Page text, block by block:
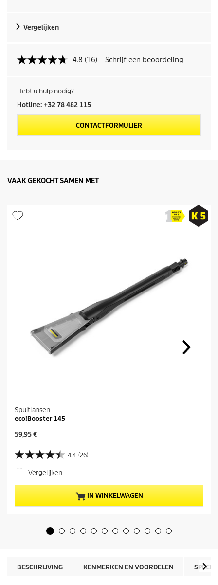
d
c
t
p
r
s
Vergelijken
4.8 (16) Schrijf een beoordeling
Hebt u hulp nodig?
Hotline: +32 78 482 115
CONTACTFORMULIER
VAAK GEKOCHT SAMEN MET
Spuitlansen
eco!Booster 145
H
i
d
i
g
e
p
59,95 €
4.4 (26)
4
.
4
v
n
Vergelijken
IN WINKELWAGEN
BESCHRIJVING KENMERKEN EN VOORDELEN